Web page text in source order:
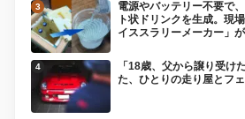
電源やバッテリー不要で
ト状ドリンクを生成。現
イススラリーメーカー」が
「18歳、父から譲り受け
た、ひとりの走り屋とフ